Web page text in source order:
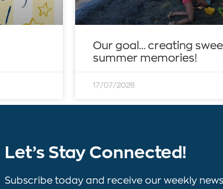
Our goal… creating
summer memories!
17/07/2026
Let’s Stay Connected!
Subscribe today and receive our weekly